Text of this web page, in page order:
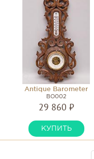
Antique Barometer
BO002
29 860 ₽
КУПИТЬ